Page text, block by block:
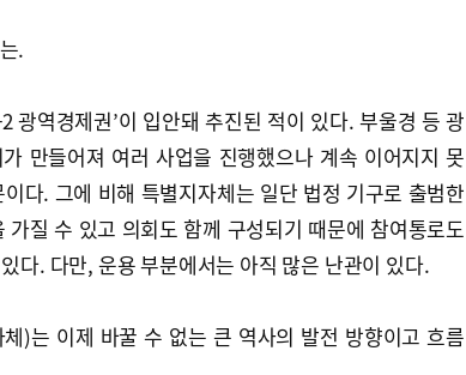
.
광역경제권’이 입안돼 추진된 적이 있다. 부울경 등 광
만들어져 여러 사업을 진행했으나 계속 이어지지 못
다. 그에 비해 특별지자체는 일단 법정 기구로 출범한
질 수 있고 의회도 함께 구성되기 때문에 참여통로도
다. 다만, 운용 부분에서는 아직 많은 난관이 있다.
)는 이제 바꿀 수 없는 큰 역사의 발전 방향이고 흐름